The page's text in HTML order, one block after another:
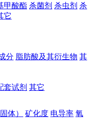
甲酸酯 杀菌剂 杀虫剂 杀
它
分 脂肪酸及其衍生物 其
套试剂 其它
体） 矿化度 电导率 氧